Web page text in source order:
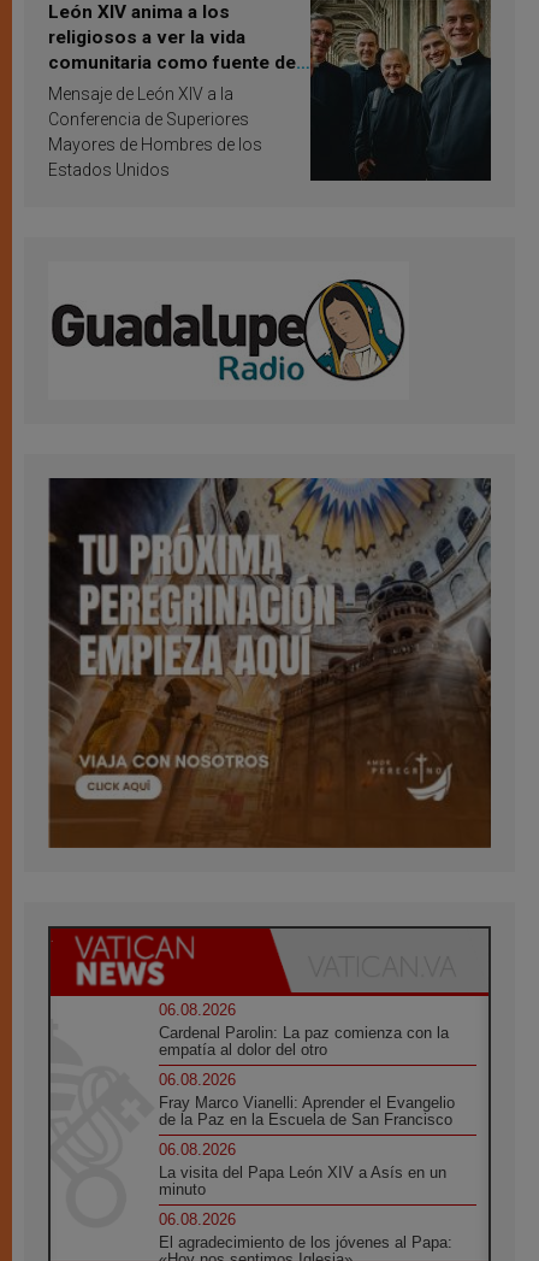
León XIV anima a los
religiosos a ver la vida
comunitaria como fuente de
inspiración y santificación
Mensaje de León XIV a la
Conferencia de Superiores
Mayores de Hombres de los
Estados Unidos
06.08.2026
Cardenal Parolin: La paz comienza con la
empatía al dolor del otro
06.08.2026
Fray Marco Vianelli: Aprender el Evangelio
de la Paz en la Escuela de San Francisco
06.08.2026
La visita del Papa León XIV a Asís en un
minuto
06.08.2026
El agradecimiento de los jóvenes al Papa: